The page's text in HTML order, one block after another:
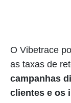
O Vibetrace
as taxas de
campanhas
clientes e os